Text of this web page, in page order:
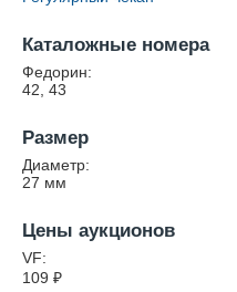
Каталожные номера
Федорин:
42, 43
Размер
Диаметр:
27 мм
Цены аукционов
VF:
109 ₽